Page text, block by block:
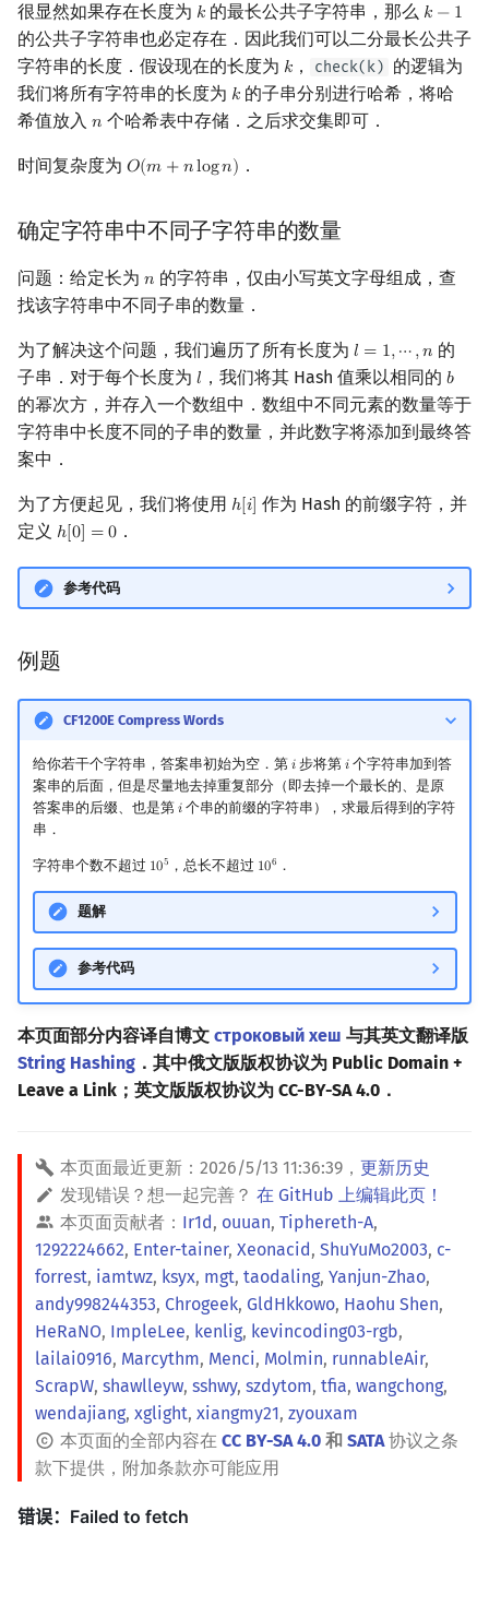
很显然如果存在长度为 𝑘
k 的最长公共子字符串，那么 𝑘 − 1
k−1
的公共子字符串也必定存在．因此我们可以二分最长公共子
字符串的长度．假设现在的长度为 𝑘
k ， check(k) 的逻辑为
我们将所有字符串的长度为 𝑘
k 的子串分别进行哈希，将哈
希值放入 𝑛
n 个哈希表中存储．之后求交集即可．
时间复杂度为 𝑂(𝑚 +𝑛log𝑛)
O(m+nlogn) ．
确定字符串中不同子字符串的数量
问题：给定长为 𝑛
n 的字符串，仅由小写英文字母组成，查
找该字符串中不同子串的数量．
为了解决这个问题，我们遍历了所有长度为 𝑙 = 1,⋯,𝑛
l =1, ⋯ ,n
的
子串．对于每个长度为 𝑙l ，我们将其 Hash 值乘以相同的 𝑏
b
的幂次方，并存入一个数组中．数组中不同元素的数量等于
字符串中长度不同的子串的数量，并此数字将添加到最终答
案中．
为了方便起见，我们将使用 ℎ[𝑖]
h[i] 作为 Hash 的前缀字符，并
定义 ℎ[0] = 0
h[0] =0 ．
参考代码
例题
CF1200E Compress Words
给你若干个字符串，答案串初始为空．第 𝑖i步将第 𝑖i 个字符串加到答
案串的后面，但是尽量地去掉重复部分（即去掉一个最长的、是原
答案串的后缀、也是第 𝑖i个串的前缀的字符串），求最后得到的字符
串．
字符串个数不超过 105
105 ，总长不超过 106
106 ．
题解
参考代码
本页面部分内容译自博文 строковый хеш 与其英文翻译版
String Hashing ．其中俄文版版权协议为 Public Domain +
Leave a Link；英文版版权协议为 CC-BY-SA 4.0．
本页面最近更新： 2026/5/13 11:36:39 ， 更新历史
发现错误？想一起完善？ 在 GitHub 上编辑此页！
本页面贡献者： Ir1d , ouuan, Tiphereth-A,
1292224662, Enter-tainer, Xeonacid , ShuYuMo2003, c-
forrest, iamtwz, ksyx, mgt, taodaling, Yanjun-Zhao,
andy998244353, Chrogeek, GldHkkowo, Haohu Shen,
HeRaNO, ImpleLee, kenlig, kevincoding03-rgb,
lailai0916, Marcythm, Menci, Molmin, runnableAir,
ScrapW, shawlleyw, sshwy, szdytom, tfia, wangchong,
wendajiang, xglight, xiangmy21, zyouxam
本页面的全部内容在 CC BY-SA 4.0 和 SATA协议之条
款下提供，附加条款亦可能应用